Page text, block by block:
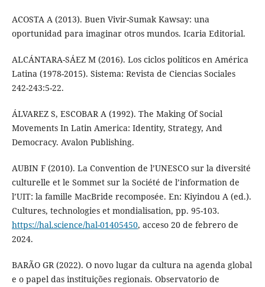
ACOSTA A (2013). Buen Vivir-Sumak Kawsay: una
oportunidad para imaginar otros mundos. Icaria Editorial.
ALCÁNTARA-SÁEZ M (2016). Los ciclos políticos en América
Latina (1978-2015). Sistema: Revista de Ciencias Sociales
242-243:5-22.
ÁLVAREZ S, ESCOBAR A (1992). The Making Of Social
Movements In Latin America: Identity, Strategy, And
Democracy. Avalon Publishing.
AUBIN F (2010). La Convention de l’UNESCO sur la diversité
culturelle et le Sommet sur la Société de l’information de
l’UIT: la famille MacBride recomposée. En: Kiyindou A (ed.).
Cultures, technologies et mondialisation, pp. 95-103.
https://hal.science/hal-01405450, acceso 20 de febrero de
2024.
BARÃO GR (2022). O novo lugar da cultura na agenda global
e o papel das instituições regionais. Observatorio de